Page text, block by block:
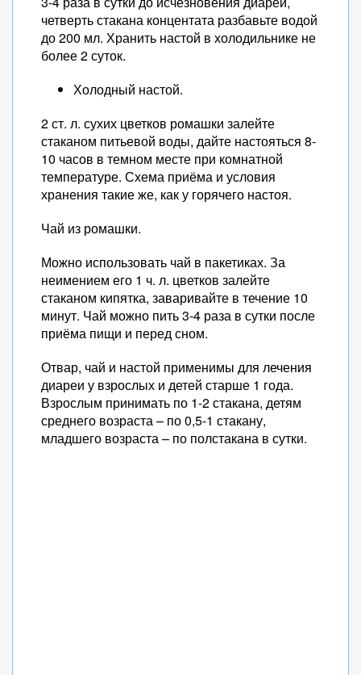
четверть стакана концентата разбавьте водой
до 200 мл. Хранить настой в холодильнике не
более 2 суток.
Холодный настой.
2 ст. л. сухих цветков ромашки залейте
стаканом питьевой воды, дайте настояться 8-
10 часов в темном месте при комнатной
температуре. Схема приёма и условия
хранения такие же, как у горячего настоя.
Чай из ромашки.
Можно использовать чай в пакетиках. За
неимением его 1 ч. л. цветков залейте
стаканом кипятка, заваривайте в течение 10
минут. Чай можно пить 3-4 раза в сутки после
приёма пищи и перед сном.
Отвар, чай и настой применимы для лечения
диареи у взрослых и детей старше 1 года.
Взрослым принимать по 1-2 стакана, детям
среднего возраста – по 0,5-1 стакану,
младшего возраста – по полстакана в сутки.